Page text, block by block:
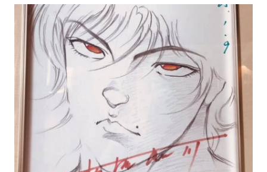
著書
Godo AIAとは
お知らせ
特定商取引法に基づく表記